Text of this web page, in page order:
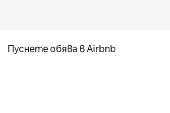
Пуснете обява в Airbnb